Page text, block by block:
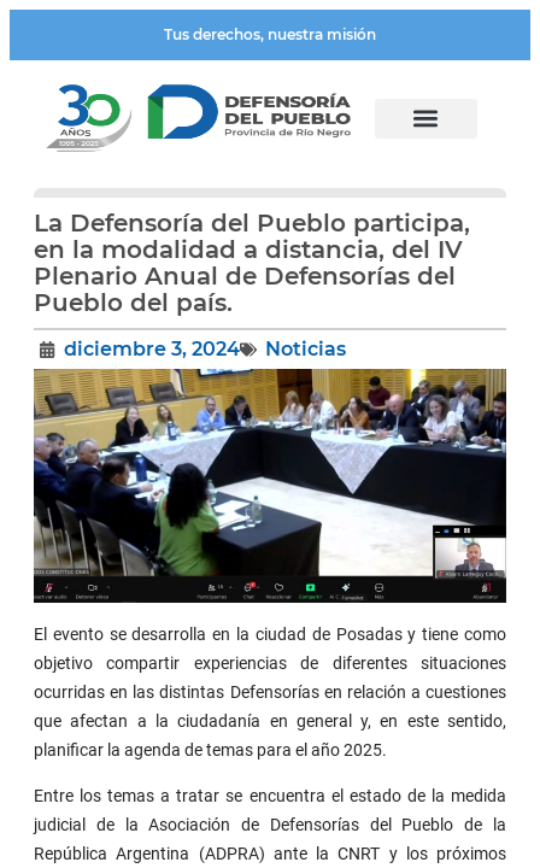
Tus derechos, nuestra misión
La Defensoría del Pueblo participa,
en la modalidad a distancia, del IV
Plenario Anual de Defensorías del
Pueblo del país.
diciembre 3, 2024 Noticias
El evento se desarrolla en la ciudad de Posadas y tiene como
objetivo compartir experiencias de diferentes situaciones
ocurridas en las distintas Defensorías en relación a cuestiones
que afectan a la ciudadanía en general y, en este sentido,
planificar la agenda de temas para el año 2025.
Entre los temas a tratar se encuentra el estado de la medida
judicial de la Asociación de Defensorías del Pueblo de la
República Argentina (ADPRA) ante la CNRT y los próximos